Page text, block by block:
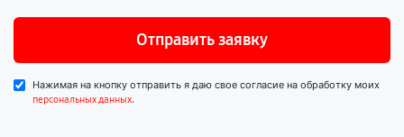
Отправить заявку
Нажимая на кнопку отправить я даю свое согласие на обработку моих
персональных данных.